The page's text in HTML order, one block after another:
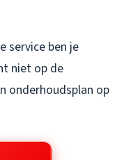
service ben je
niet op de
onderhoudsplan op